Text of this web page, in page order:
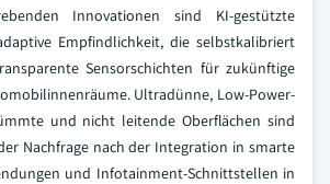
Innovationen sind KI-gestützte
Empfindlichkeit, die selbstkalibriert
Sensorschichten für zukünftige
Ultradünne, Low-Power-
und nicht leitende Oberflächen sind
Nachfrage nach der Integration in smarte
und Infotainment-Schnittstellen in